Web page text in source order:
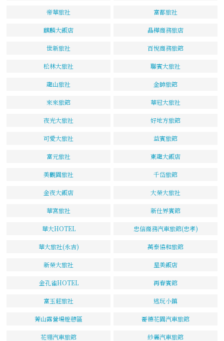
帝華旅社 富都旅社
麒麟大飯店 晶樺商務旅店
世新旅社 百悅商務旅館
松林大旅社 聯賓大旅社
龍山旅社 金帥旅館
來來旅館 華冠大旅社
夜光大旅社 好地方旅館
可愛大旅社 益賓旅館
富元旅社 東龍大飯店
美觀園旅社 千岱旅館
金夜大飯店 大榮大旅社
華宮旅社 新仕界賓館
華大HOTEL 忠信商務汽車旅館(忠孝)
華大旅社(永吉) 萬泰協和旅館
新榮大旅社 星美飯店
金孔雀HOTEL 再春賓館
富玉莊旅社 逃玩小鎮
菁山露營場遊憩區 哥德花園汽車旅館
花翎汽車旅館 紗麗汽車旅館